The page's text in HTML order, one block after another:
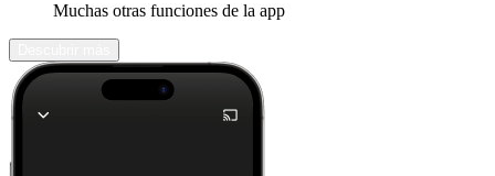
Muchas otras funciones de la app